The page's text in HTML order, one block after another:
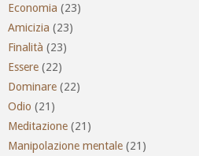
Economia (23)
Amicizia (23)
Finalità (23)
Essere (22)
Dominare (22)
Odio (21)
Meditazione (21)
Manipolazione mentale (21)